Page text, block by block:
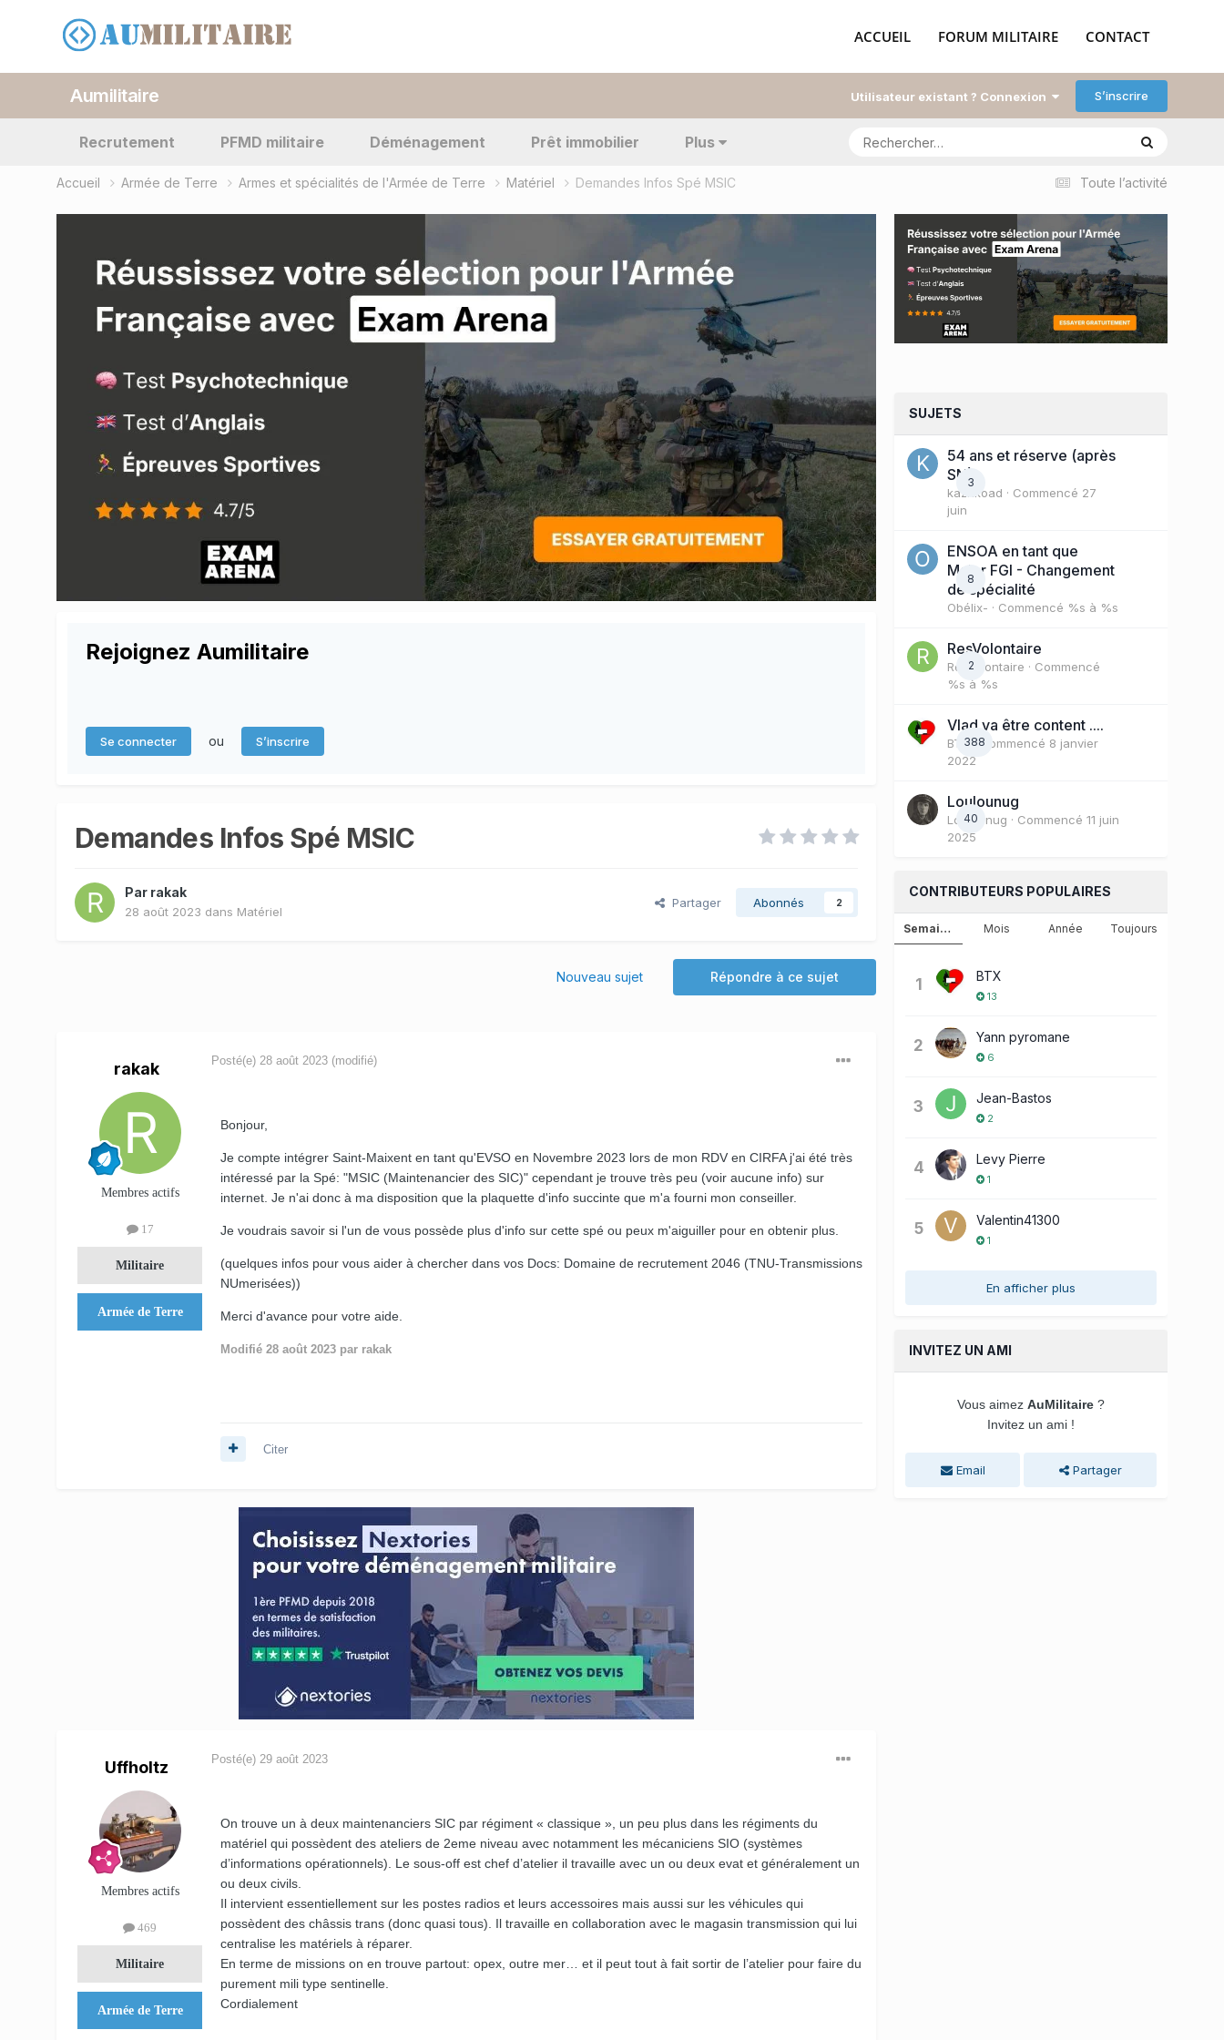
ACCUEIL FORUM MILITAIRE CONTACT
Aumilitaire Utilisateur existant ? Connexion S’inscrire
Recrutement PFMD militaire Déménagement Prêt immobilier Plus
Toute l’activité
Accueil Armée de Terre Armes et spécialités de l'Armée de Terre Matériel Demandes Infos Spé MSIC
Rejoignez Aumilitaire
Se connecter ou S’inscrire
Demandes Infos Spé MSIC
Par rakak
28 août 2023 dans Matériel
Partager Abonnés 2
Répondre à ce sujet
Nouveau sujet
rakak
Membres actifs
17
Militaire
Armée de Terre
Posté(e) 28 août 2023 (modifié)
Bonjour,
Je compte intégrer Saint-Maixent en tant qu'EVSO en Novembre 2023 lors de mon RDV en CIRFA j'ai été très
intéressé par la Spé: "MSIC (Maintenancier des SIC)" cependant je trouve très peu (voir aucune info) sur
internet. Je n'ai donc à ma disposition que la plaquette d'info succinte que m'a fourni mon conseiller.
Je voudrais savoir si l'un de vous possède plus d'info sur cette spé ou peux m'aiguiller pour en obtenir plus.
(quelques infos pour vous aider à chercher dans vos Docs: Domaine de recrutement 2046 (TNU-Transmissions
NUmerisées))
Merci d'avance pour votre aide.
Modifié 28 août 2023 par rakak
Citer
Uffholtz
Membres actifs
469
Militaire
Armée de Terre
Posté(e) 29 août 2023
On trouve un à deux maintenanciers SIC par régiment « classique », un peu plus dans les régiments du
matériel qui possèdent des ateliers de 2eme niveau avec notamment les mécaniciens SIO (systèmes
d’informations opérationnels). Le sous-off est chef d’atelier il travaille avec un ou deux evat et généralement un
ou deux civils.
Il intervient essentiellement sur les postes radios et leurs accessoires mais aussi sur les véhicules qui
possèdent des châssis trans (donc quasi tous). Il travaille en collaboration avec le magasin transmission qui lui
centralise les matériels à réparer.
En terme de missions on en trouve partout: opex, outre mer… et il peut tout à fait sortir de l’atelier pour faire du
purement mili type sentinelle.
Cordialement
SUJETS
3
54 ans et réserve (après
SN)
kazhkoad · Commencé 27
juin
8
ENSOA en tant que
Major FGI - Changement
de spécialité
Obélix- · Commencé %s à %s
2
ResVolontaire
ResVolontaire · Commencé
%s à %s
388
Vlad va être content ....
BTX· Commencé 8 janvier
2022
40
Loulounug
Loulounug · Commencé 11 juin
2025
CONTRIBUTEURS POPULAIRES
Semaine Mois Année Toujours
1 BTX
13
2 Yann pyromane
6
3 Jean-Bastos
2
4 Levy Pierre
1
5 Valentin41300
1
En afficher plus
INVITEZ UN AMI
Vous aimez AuMilitaire ?
Invitez un ami !
Email Partager